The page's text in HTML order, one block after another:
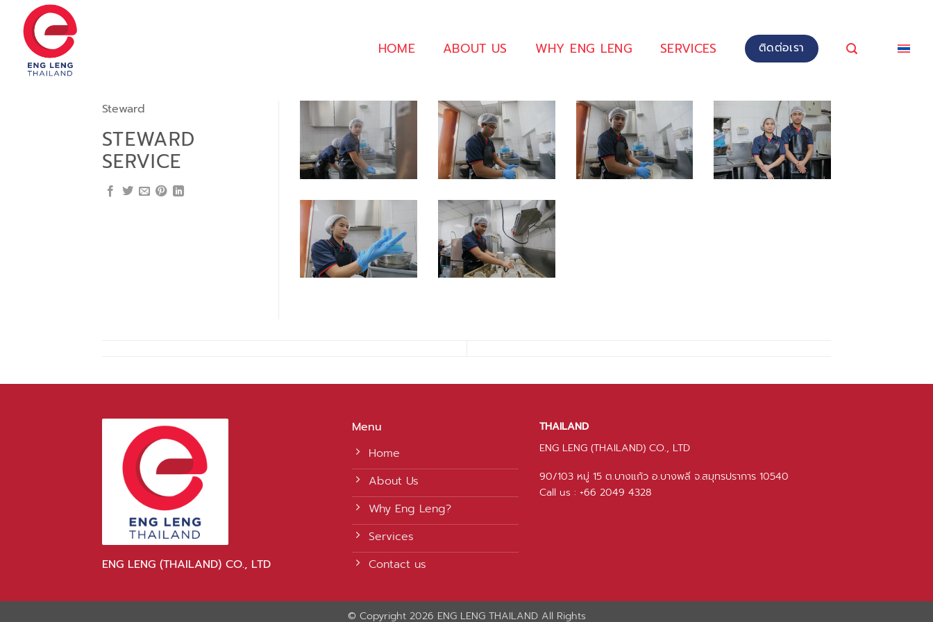
content
HOME ABOUT US WHY ENG LENG SERVICES ติดต่อเรา
Steward
STEWARD
SERVICE
ENG LENG (THAILAND) CO., LTD
Menu
Home
About Us
Why Eng Leng?
Services
Contact us
THAILAND
ENG LENG (THAILAND) CO., LTD
90/103 หมู่ 15 ต.บางแก้ว อ.บางพลี จ.สมุทรปราการ 10540
Call us : +66 2049 4328
© Copyright 2026 ENG LENG THAILAND All Rights